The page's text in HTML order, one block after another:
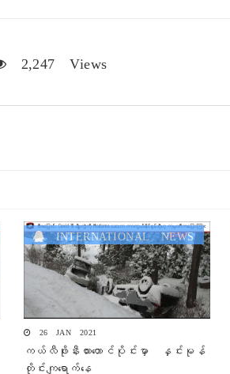
2,247 Views
INTERNATIONAL NEWS
26 JAN 2021
ကယ်လီဖိုးနီးယားတောင်ပိုင်းမှာ နှင်းမုန်
တိုင်းကျရောက်နေ